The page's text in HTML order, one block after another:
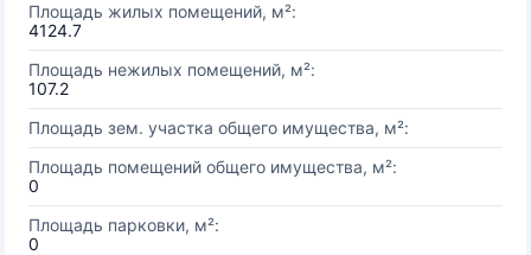
Площадь жилых помещений, м²:
4124.7
Площадь нежилых помещений, м²:
107.2
Площадь зем. участка общего имущества, м²:
Площадь помещений общего имущества, м²:
0
Площадь парковки, м²:
0